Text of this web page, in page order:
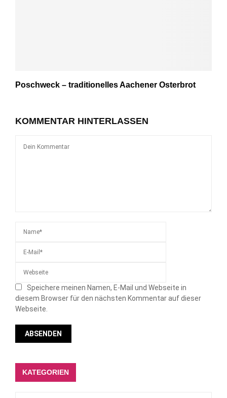
Poschweck – traditionelles Aachener Osterbrot
KOMMENTAR HINTERLASSEN
Speichere meinen Namen, E-Mail und Webseite in
diesem Browser für den nächsten Kommentar auf dieser
Webseite.
KATEGORIEN